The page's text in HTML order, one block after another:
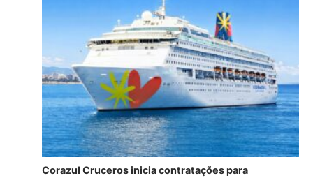
Corazul Cruceros inicia contratações para